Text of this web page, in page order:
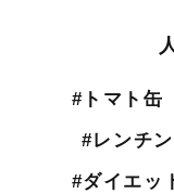
#トマト缶
#レンチン
#ダイエッ